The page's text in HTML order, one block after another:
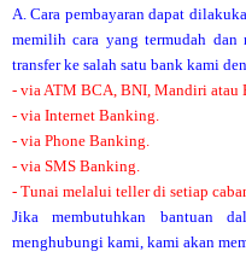
A. Cara pembayaran dapat
memilih cara yang termudah dan
transfer ke salah satu bank kami
- via ATM BCA, BNI, Mandiri atau
- via Internet Banking.
- via Phone Banking.
- via SMS Banking.
- Tunai melalui teller di setiap
Jika membutuhkan bantuan
menghubungi kami, kami akan